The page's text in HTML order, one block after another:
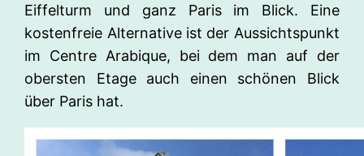
Eiffelturm und ganz Paris im Blick. Eine
kostenfreie Alternative ist der Aussichtspunkt
im Centre Arabique, bei dem man auf der
obersten Etage auch einen schönen Blick
über Paris hat.